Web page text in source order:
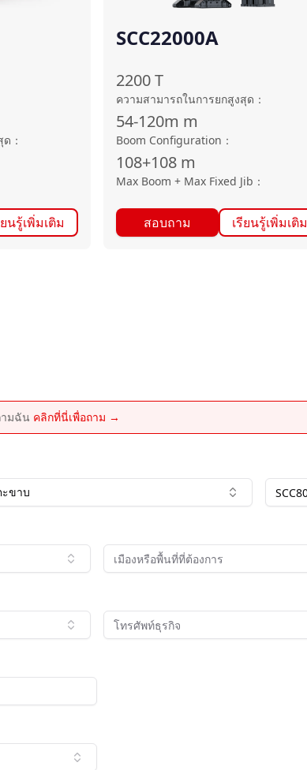
ด ：
ยนรู้เพิ่มเติม
SCC22000A
2200T
ความสามารถในการยกสูงสุด ：
54-120m m
Boom Configuration ：
108+108 m
Max Boom + Max Fixed Jib ：
สอบถาม เรียนรู้เพิ่มเติม
ามฉัน คลิกที่นี่เพื่อถาม →
ขาบ